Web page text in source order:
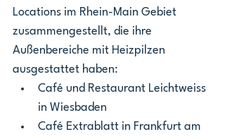
Locations im Rhein-Main Gebiet
zusammengestellt, die ihre
Außenbereiche mit Heizpilzen
ausgestattet haben:
Café und Restaurant Leichtweiss
in Wiesbaden
Café Extrablatt in Frankfurt am